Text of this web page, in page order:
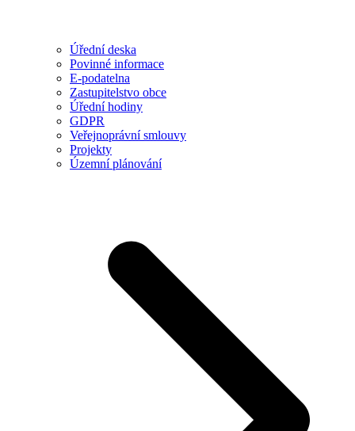
Úřední deska
Povinné informace
E-podatelna
Zastupitelstvo obce
Úřední hodiny
GDPR
Veřejnoprávní smlouvy
Projekty
Územní plánování